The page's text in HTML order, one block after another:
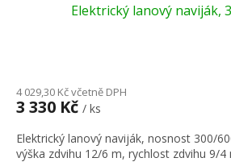
Elektrický lanový naviják,
4 029,30 Kč včetně DPH
3 330 Kč / ks
Elektrický lanový naviják, nosnost 300/
výška zdvihu 12/6 m, rychlost zdvihu 9/4